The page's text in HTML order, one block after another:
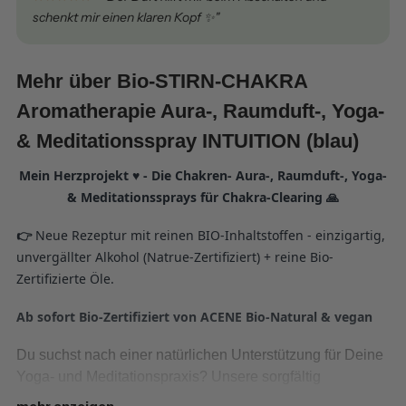
schenkt mir einen klaren Kopf ✨"
Mehr über Bio-STIRN-CHAKRA
Aromatherapie Aura-, Raumduft-, Yoga-
& Meditationsspray INTUITION (blau)
Mein Herzprojekt ♥ - Die Chakren- Aura-, Raumduft-, Yoga-
& Meditationssprays für Chakra-Clearing 🙏
👉 Neue Rezeptur mit reinen BIO-Inhaltstoffen - einzigartig,
unvergällter Alkohol (Natrue-Zertifiziert) + reine Bio-
Zertifizierte Öle.
Ab sofort Bio-Zertifiziert von ACENE Bio-Natural & vegan
Du suchst nach einer natürlichen Unterstützung für Deine
hergestellten Chakrasprays sind genau das Richtige für